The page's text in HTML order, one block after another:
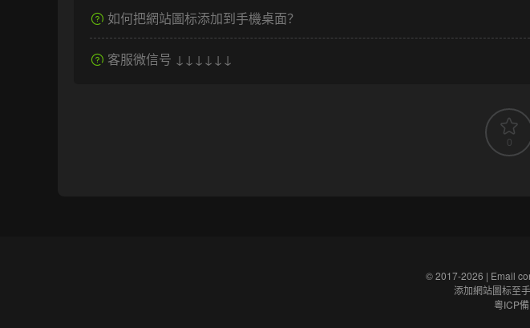
如何把網站圖标添加到手機桌面？
客服微信号 ↓↓↓↓↓↓
0
© 2017-2026 | Email
添加網站圖标至
粵ICP